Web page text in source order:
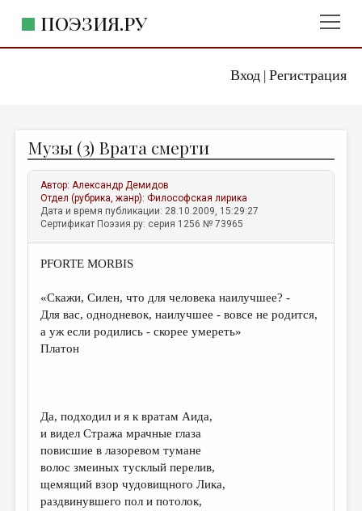
Вход| Регистрация
ПОЭЗИЯ.РУ
ЖАНРЫ
АВТОРЫ
КОММЕНТАРИИ
ЛИТСАЛОН
НОВОСТИ
ПРАВИЛА САЙТА
ОТДЕЛЫ И РУБРИКИ
ИЗБРАННОЕ
ПРОИЗВЕДЕНИЯ
ПЕРЕВОДЫ
КОНКУРСЫ
ДЕТСКАЯ КОМНАТА
Музы (3) Врата смерти
Автор:Александр Демидов
Отдел (рубрика, жанр):Философская лирика
Дата и время публикации: 28.10.2009, 15:29:27
Сертификат Поэзия.ру: серия 1256 № 73965
PFORTE MORBIS
«Скажи, Силен, что для человека наилучшее? -
Для вас, однодневок, наилучшее - вовсе не родится,
а уж если родились - скорее умереть»
Платон
Да, подходил и я к вратам Аида,
и видел Стража мрачные глаза
повисшие в лазоревом тумане
волос змеиных тусклый перелив,
щемящий взор чудовищного Лика,
раздвинувшего пол и потолок,